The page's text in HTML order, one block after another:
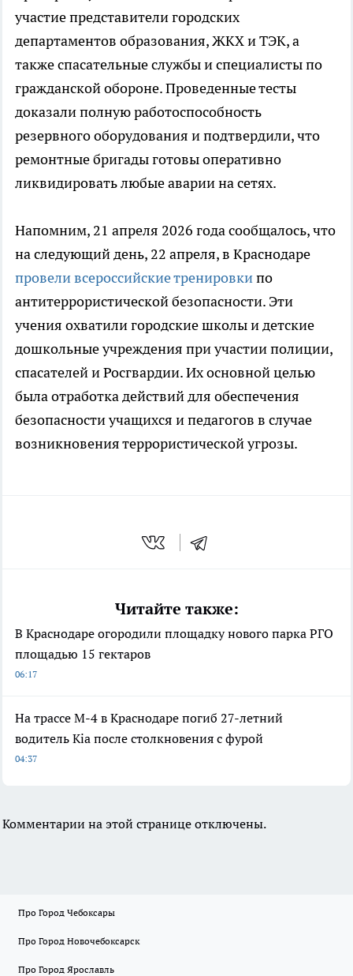
участие представители городских
департаментов образования, ЖКХ и ТЭК, а
также спасательные службы и специалисты по
гражданской обороне. Проведенные тесты
доказали полную работоспособность
резервного оборудования и подтвердили, что
ремонтные бригады готовы оперативно
ликвидировать любые аварии на сетях.
Напомним, 21 апреля 2026 года сообщалось, что
на следующий день, 22 апреля, в Краснодаре
провели всероссийские тренировкипо
антитеррористической безопасности. Эти
учения охватили городские школы и детские
дошкольные учреждения при участии полиции,
спасателей и Росгвардии. Их основной целью
была отработка действий для обеспечения
безопасности учащихся и педагогов в случае
возникновения террористической угрозы.
Читайте также:
В Краснодаре огородили площадку нового парка РГО
площадью 15 гектаров
06:17
На трассе М-4 в Краснодаре погиб 27-летний
водитель Kia после столкновения с фурой
04:37
Комментарии на этой странице отключены.
Про Город Чебоксары
Про Город Новочебоксарск
Про Город Ярославль